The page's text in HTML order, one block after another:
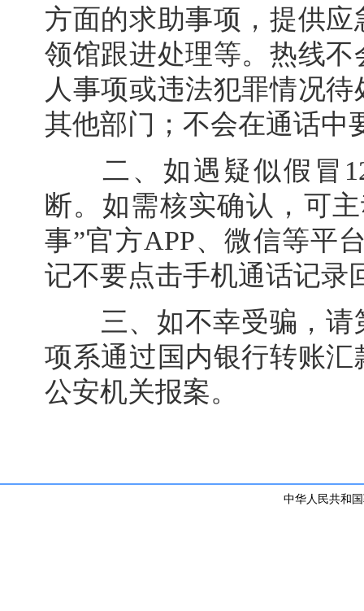
方面的求助事项，提供
领馆跟进处理等。热线
人事项或违法犯罪情况
其他部门；不会在通话中
二、如遇疑似假冒
断。如需核实确认，可
事”官方APP、微信等平
记不要点击手机通话记录
三、如不幸受骗，请
项系通过国内银行转账
公安机关报案。
中华人民共和